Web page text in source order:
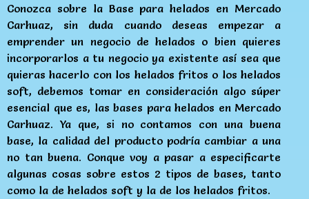
Conozca sobre la Base para helados en Mercado
Carhuaz, sin duda cuando deseas empezar a
emprender un negocio de helados o bien quieres
incorporarlos a tu negocio ya existente así sea que
quieras hacerlo con los helados fritos o los helados
soft, debemos tomar en consideración algo súper
esencial que es, las bases para helados en Mercado
Carhuaz. Ya que, si no contamos con una buena
base, la calidad del producto podría cambiar a una
no tan buena. Conque voy a pasar a especificarte
algunas cosas sobre estos 2 tipos de bases, tanto
como la de helados soft y la de los helados fritos.